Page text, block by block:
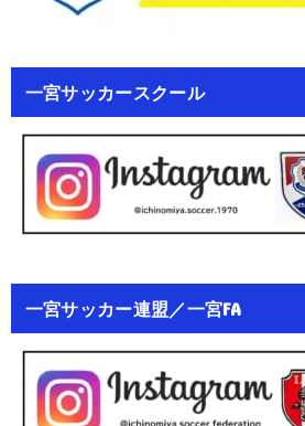
一宮サッカースクール
一宮サッカー連盟／一宮FA